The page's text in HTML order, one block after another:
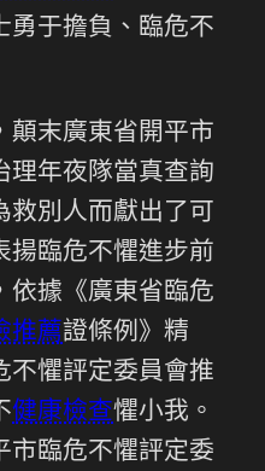
勇于擔負、臨危不
顛末廣東省開平市
理年夜隊當真查詢
救別人而獻出了可
揚臨危不懼進步前
依據《廣東省臨危
推薦證條例》精
不懼評定委員會推
健康檢查懼小我。
市臨危不懼評定委